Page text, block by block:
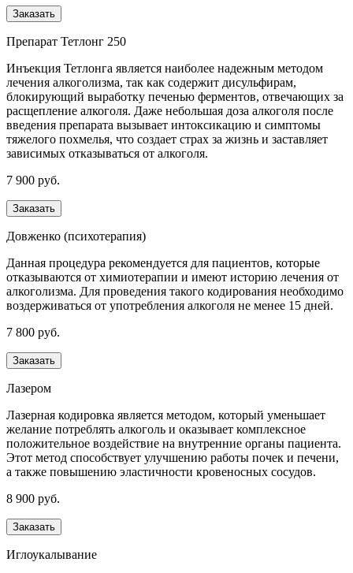
Заказать
Препарат Тетлонг 250
Инъекция Тетлонга является наиболее надежным методом
лечения алкоголизма, так как содержит дисульфирам,
блокирующий выработку печенью ферментов, отвечающих за
расщепление алкоголя. Даже небольшая доза алкоголя после
введения препарата вызывает интоксикацию и симптомы
тяжелого похмелья, что создает страх за жизнь и заставляет
зависимых отказываться от алкоголя.
7 900 руб.
Заказать
Довженко (психотерапия)
Данная процедура рекомендуется для пациентов, которые
отказываются от химиотерапии и имеют историю лечения от
алкоголизма. Для проведения такого кодирования необходимо
воздерживаться от употребления алкоголя не менее 15 дней.
7 800 руб.
Заказать
Лазером
Лазерная кодировка является методом, который уменьшает
желание потреблять алкоголь и оказывает комплексное
положительное воздействие на внутренние органы пациента.
Этот метод способствует улучшению работы почек и печени,
а также повышению эластичности кровеносных сосудов.
8 900 руб.
Заказать
Иглоукалывание